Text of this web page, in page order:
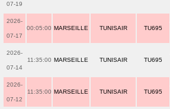
07-19
2026-
07-17
00:05:00 MARSEILLE TUNISAIR TU695
2026-
07-14
11:35:00 MARSEILLE TUNISAIR TU695
2026-
07-12
11:35:00 MARSEILLE TUNISAIR TU695